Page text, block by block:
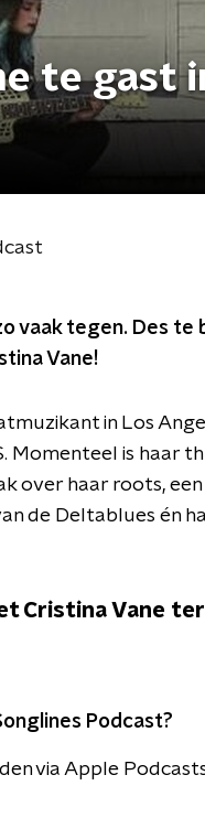
te gast
vaak tegen. Des
Vane!
in Los
Momenteel is haar
over haar roots,
de Deltablues én
Cristina Vane
Podcast?
via Apple